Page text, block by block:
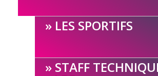
LES SPORTIFS
STAFF